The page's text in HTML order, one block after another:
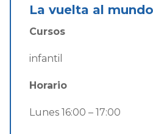
La vuelta al mundo
Cursos
infantil
Horario
Lunes 16:00 – 17:00